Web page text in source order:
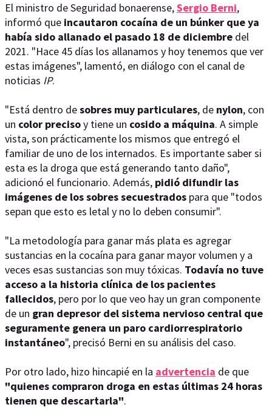
El ministro de Seguridad bonaerense,Sergio Berni,
informó que incautaron cocaína de un búnker que ya
había sido allanado el pasado 18 de diciembre del
2021. "Hace 45 días los allanamos y hoy tenemos que ver
estas imágenes", lamentó, en diálogo con el canal de
noticias IP.
"Está dentro desobres muy particulares, de nylon, con
un color precisoy tiene un cosido a máquina. A simple
vista, son prácticamente los mismos que entregó el
familiar de uno de los internados. Es importante saber si
esta es la droga que está generando tanto daño",
adicionó el funcionario. Además, pidió difundir las
imágenes de los sobres secuestrados para que "todos
sepan que esto es letal y no lo deben consumir".
"La metodología para ganar más plata es agregar
sustancias en la cocaína para ganar mayor volumen y a
veces esas sustancias son muy tóxicas. Todavía no tuve
acceso a la historia clínica de los pacientes
fallecidos, pero por lo que veo hay un gran componente
de un gran depresor del sistema nervioso central que
seguramente genera un paro cardiorrespiratorio
instantáneo", precisó Berni en su análisis del caso.
Por otro lado, hizo hincapié en la advertencia de que
"quienes compraron droga en estas últimas 24 horas
tienen que descartarla".